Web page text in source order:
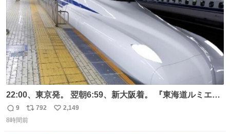
22:00、東京発。 翌朝6:59、新大阪着。 『東海道ルミエー
ルエクスプレス』が今夜、初運行！ 岐阜羽島駅で夜を越す
東海道新幹線。寝台列車じゃないのに、朝まで新幹線とい
返
信
9
リ
ポ
792
い
2,149
8時間前